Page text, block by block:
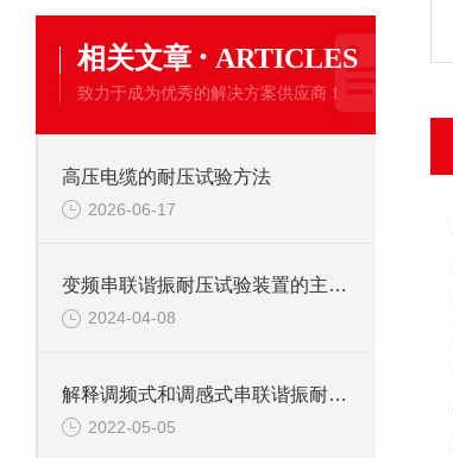
相关文章 · ARTICLES
致力于成为优秀的解决方案供应商！
高压电缆的耐压试验方法
2026-06-17
变频串联谐振耐压试验装置的主要应用
2024-04-08
解释调频式和调感式串联谐振耐压试验装置有什么区别？
2022-05-05